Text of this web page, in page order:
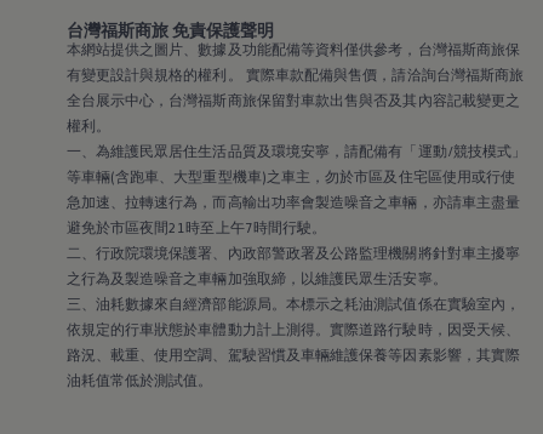
台灣福斯商旅 免責保護聲明
本網站提供之圖片、數據及功能配備等資料僅供參考，台灣福斯商旅保
有變更設計與規格的權利。 實際車款配備與售價，請洽詢台灣福斯商旅
全台展示中心，台灣福斯商旅保留對車款出售與否及其內容記載變更之
權利。
一、為維護民眾居住生活品質及環境安寧，請配備有「運動/競技模式」
等車輛(含跑車、大型重型機車)之車主，勿於市區及住宅區使用或行使
急加速、拉轉速行為，而高輸出功率會製造噪音之車輛，亦請車主盡量
避免於市區夜間21時至上午7時間行駛。
二、行政院環境保護署、內政部警政署及公路監理機關將針對車主擾寧
之行為及製造噪音之車輛加強取締，以維護民眾生活安寧。
三、油耗數據來自經濟部能源局。本標示之耗油測試值係在實驗室內，
依規定的行車狀態於車體動力計上測得。實際道路行駛時，因受天候、
路況、載重、使用空調、駕駛習慣及車輛維護保養等因素影響，其實際
油耗值常低於測試值。